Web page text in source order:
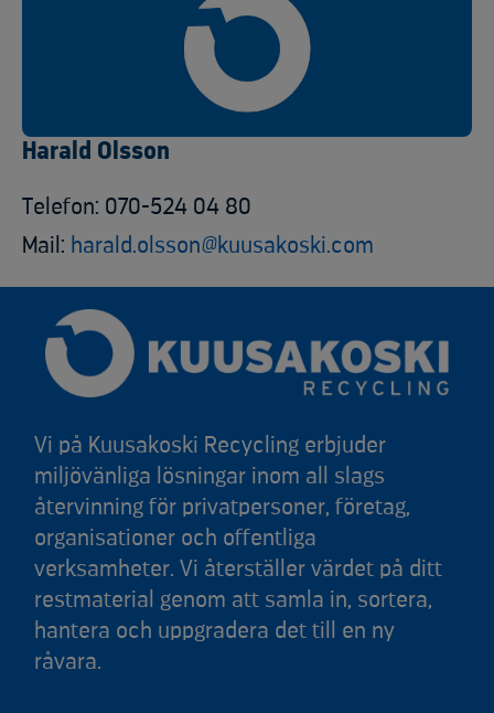
Harald Olsson
Telefon: 070-524 04 80
Mail: harald.olsson@kuusakoski.com
Vi på Kuusakoski Recycling erbjuder
miljövänliga lösningar inom all slags
återvinning för privatpersoner, företag,
organisationer och offentliga
verksamheter. Vi återställer värdet på ditt
restmaterial genom att samla in, sortera,
hantera och uppgradera det till en ny
råvara.